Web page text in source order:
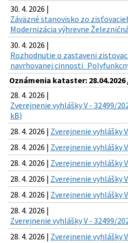
30. 4. 2026 |
Záväzné stanovisko zo
Modernizácia výhrevne
30. 4. 2026 |
Rozhodnutie o zastaveni
navrhovanej
Oznámenia kataster: 28.04.2026
28. 4. 2026 |
Zverejnenie vyhlášky V - 32499/
kB)
28. 4. 2026 | Zverejnenie vyhlášky
28. 4. 2026 | Zverejnenie vyhlášky
28. 4. 2026 | Zverejnenie vyhlášky
28. 4. 2026 | Zverejnenie vyhlášky
28. 4. 2026 | Zverejnenie vyhlášky
28. 4. 2026 |
Zverejnenie vyhlášky V - 32499/
28. 4. 2026 | Zverejnenie vyhlášky